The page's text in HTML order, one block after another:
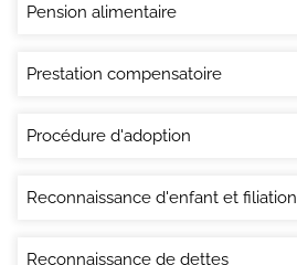
Pension alimentaire
Prestation compensatoire
Procédure d'adoption
Reconnaissance d'enfant et filiation
Reconnaissance de dettes